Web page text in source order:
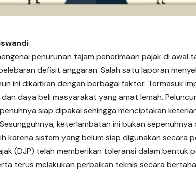
penurunan tajam penerimaan pajak di awal
defisit anggaran. Salah satu laporan
ini dikaitkan dengan berbagai faktor. Termasuk
daya beli masyarakat yang amat lemah.
siap dipakai sehingga menciptakan
keterlambatan ini bukan sepenuhnya
karena sistem yang belum siap digunakan secara
(DJP) telah memberikan toleransi dalam bentuk
terus melakukan perbaikan teknis secara